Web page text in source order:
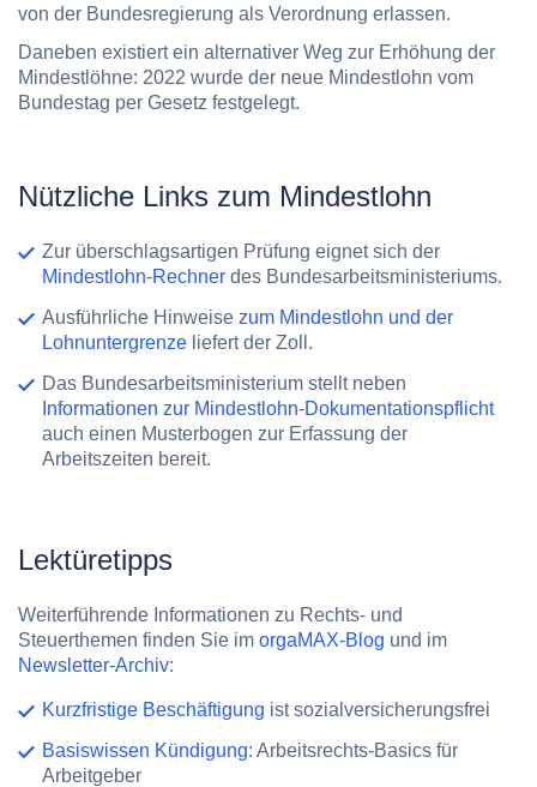
von der Bundesregierung als Verordnung erlassen.
Daneben existiert ein alternativer Weg zur Erhöhung der
Mindestlöhne: 2022 wurde der neue Mindestlohn vom
Bundestag per Gesetz festgelegt.
Nützliche Links zum Mindestlohn
Zur überschlagsartigen Prüfung eignet sich der
Mindestlohn-Rechner des Bundesarbeitsministeriums.
Ausführliche Hinweise zum Mindestlohn und der
Lohnuntergrenze liefert der Zoll.
Das Bundesarbeitsministerium stellt neben
Informationen zur Mindestlohn-Dokumentationspflicht
auch einen Musterbogen zur Erfassung der
Arbeitszeiten bereit.
Lektüretipps
Weiterführende Informationen zu Rechts- und
Steuerthemen finden Sie im orgaMAX-Blog und im
Newsletter-Archiv:
Kurzfristige Beschäftigung ist sozialversicherungsfrei
Basiswissen Kündigung: Arbeitsrechts-Basics für
Arbeitgeber